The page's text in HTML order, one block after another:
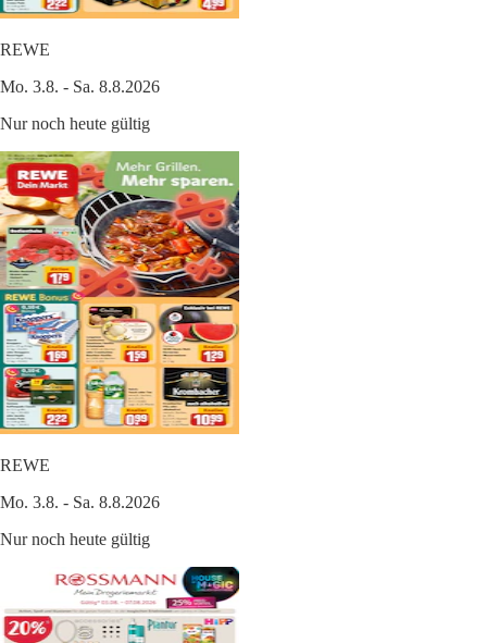
REWE
Mo. 3.8. - Sa. 8.8.2026
Nur noch heute gültig
REWE
Mo. 3.8. - Sa. 8.8.2026
Nur noch heute gültig